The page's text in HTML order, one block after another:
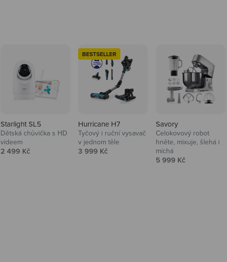
Starlight SL5
Dětská chůvička s HD
videem
Prodejní cena
2 499 Kč
BESTSELLER
Hurricane H7
Tyčový i ruční vysavač
v jednom těle
Prodejní cena
3 999 Kč
Savory
Celokovový robot
hněte, mixuje, šlehá i
míchá
Prodejní cena
5 999 Kč
Domácnost
Vysavače, parťáci do kuchyně i